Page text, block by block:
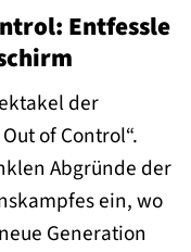
Entfessle
der
of Control“.
Abgründe der
ein, wo
Generation